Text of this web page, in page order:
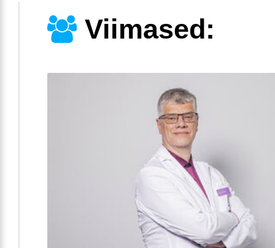
Viimased: